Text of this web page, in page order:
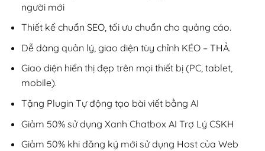
người mới
Thiết kế chuẩn SEO, tối ưu chuẩn cho quảng cáo.
Dễ dàng quản lý, giao diện tùy chỉnh KÉO – THẢ.
Giao diện hiển thị đẹp trên mọi thiết bị (PC, tablet,
mobile).
Tặng Plugin Tự động tạo bài viết bằng AI
Giảm 50% sử dụng Xanh Chatbox AI Trợ Lý CSKH
Giảm 50% khi đăng ký mới sử dụng Host của Web